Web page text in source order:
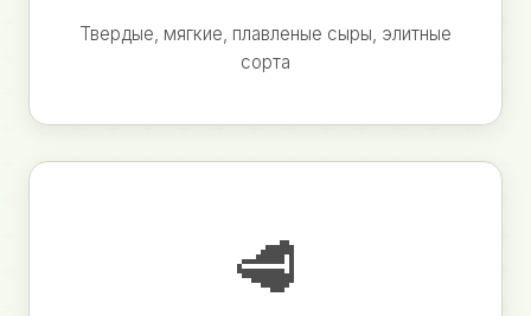
Твердые, мягкие, плавленые сыры, элитные
сорта
🥩